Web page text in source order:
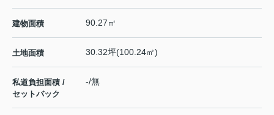
建物面積 90.27㎡
土地面積 30.32坪(100.24㎡)
私道負担面積 /
セットバック
-/無